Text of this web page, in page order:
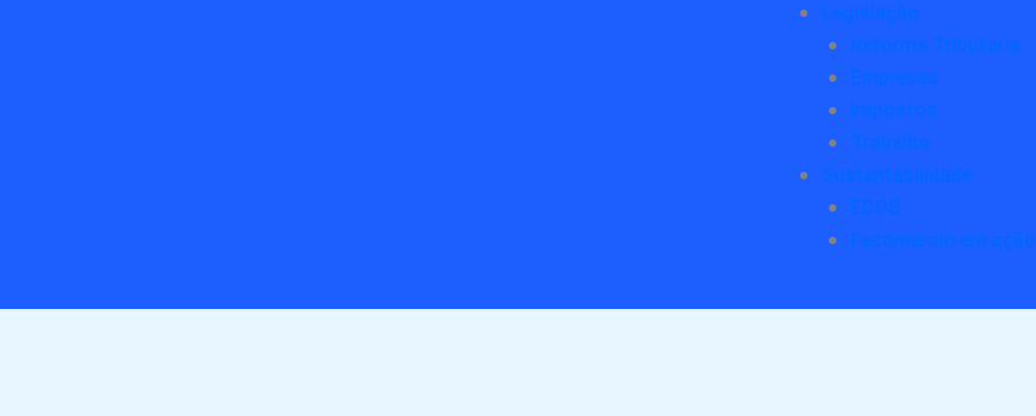
Legislação
Reforma Tributária
Empresas
Impostos
Trabalho
Sustentabilidade
ECOS
Fecomercio em ação